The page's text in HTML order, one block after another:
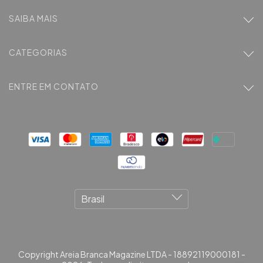
SAIBA MAIS
CATEGORIAS
ENTRE EM CONTATO
Copyright Areia Branca Magazine LTDA - 18892119000181 -